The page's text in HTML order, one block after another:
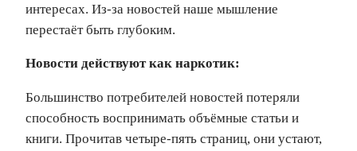
интересах. Из‑за новостей наше мышление
перестаёт быть глубоким.
Новости действуют как наркотик:
Большинство потребителей новостей потеряли
способность воспринимать объёмные статьи и
книги. Прочитав четыре‑пять страниц, они устают,